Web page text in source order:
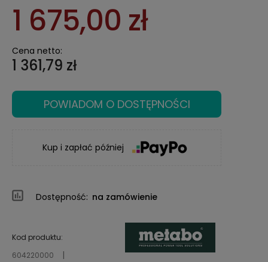
1 675,00 zł
Cena netto:
1 361,79 zł
POWIADOM O DOSTĘPNOŚCI
Kup i zapłać później
Dostępność: na zamówienie
Kod produktu:
604220000